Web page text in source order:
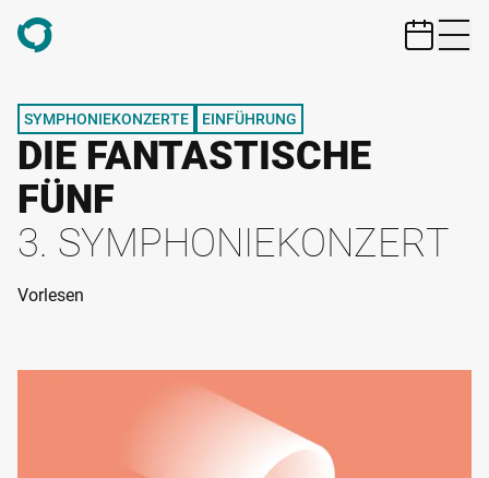
ZUM HAUPTINHALT SPRINGEN
Vorlesen
SYMPHONIEKONZERTE EINFÜHRUNG
DIE FANTASTISCHE
FÜNF
3. SYMPHONIEKONZERT